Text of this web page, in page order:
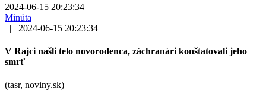
2024-06-15 20:23:34
Minúta
|
2024-06-15 20:23:34
V Rajci našli telo novorodenca, záchranári konštatovali jeho
smrť
(tasr, noviny.sk)